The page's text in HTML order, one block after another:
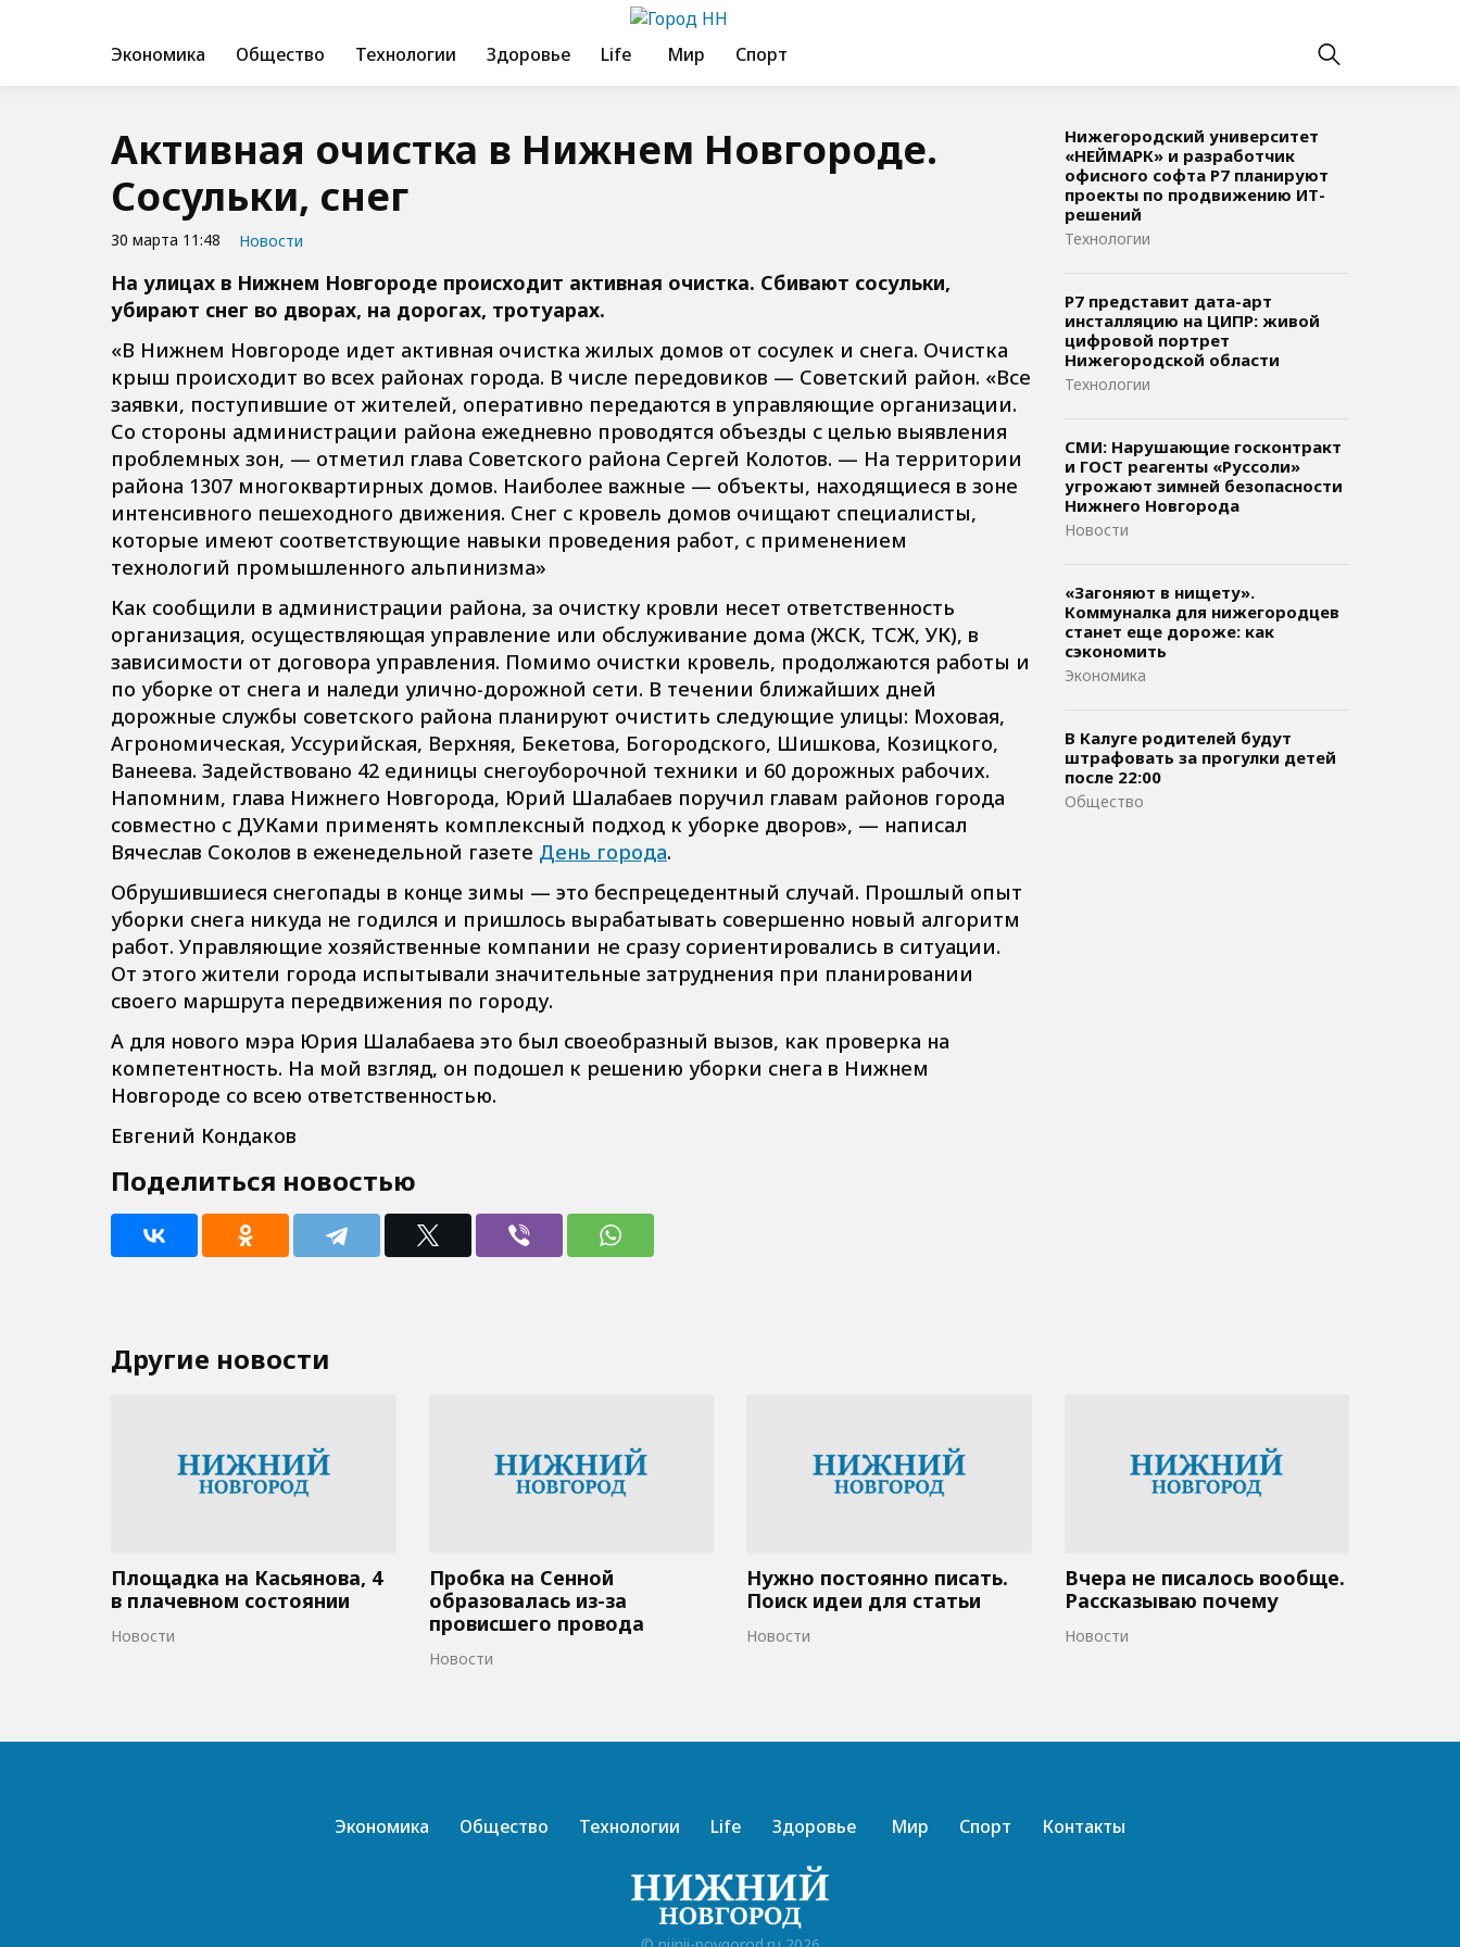
Экономика Общество Технологии Здоровье Life Мир Спорт
Активная очистка в Нижнем Новгороде.
Сосульки, снег
30 марта 11:48 Новости
На улицах в Нижнем Новгороде происходит активная очистка. Сбивают сосульки,
убирают снег во дворах, на дорогах, тротуарах.
«В Нижнем Новгороде идет активная очистка жилых домов от сосулек и снега. Очистка
крыш происходит во всех районах города. В числе передовиков — Советский район. «Все
заявки, поступившие от жителей, оперативно передаются в управляющие организации.
Со стороны администрации района ежедневно проводятся объезды с целью выявления
проблемных зон, — отметил глава Советского района Сергей Колотов. — На территории
района 1307 многоквартирных домов. Наиболее важные — объекты, находящиеся в зоне
интенсивного пешеходного движения. Снег с кровель домов очищают специалисты,
которые имеют соответствующие навыки проведения работ, с применением
технологий промышленного альпинизма»
Как сообщили в администрации района, за очистку кровли несет ответственность
организация, осуществляющая управление или обслуживание дома (ЖСК, ТСЖ, УК), в
зависимости от договора управления. Помимо очистки кровель, продолжаются работы и
по уборке от снега и наледи улично-дорожной сети. В течении ближайших дней
дорожные службы советского района планируют очистить следующие улицы: Моховая,
Агрономическая, Уссурийская, Верхняя, Бекетова, Богородского, Шишкова, Козицкого,
Ванеева. Задействовано 42 единицы снегоуборочной техники и 60 дорожных рабочих.
Напомним, глава Нижнего Новгорода, Юрий Шалабаев поручил главам районов города
совместно с ДУКами применять комплексный подход к уборке дворов», — написал
Вячеслав Соколов в еженедельной газете День города.
Обрушившиеся снегопады в конце зимы — это беспрецедентный случай. Прошлый опыт
уборки снега никуда не годился и пришлось вырабатывать совершенно новый алгоритм
работ. Управляющие хозяйственные компании не сразу сориентировались в ситуации.
От этого жители города испытывали значительные затруднения при планировании
своего маршрута передвижения по городу.
А для нового мэра Юрия Шалабаева это был своеобразный вызов, как проверка на
компетентность. На мой взгляд, он подошел к решению уборки снега в Нижнем
Новгороде со всею ответственностью.
Евгений Кондаков
Поделиться новостью
Нижегородский университет
«НЕЙМАРК» и разработчик
офисного софта P7 планируют
проекты по продвижению ИТ-
решений
Технологии
Р7 представит дата-арт
инсталляцию на ЦИПР: живой
цифровой портрет
Нижегородской области
Технологии
СМИ: Нарушающие госконтракт
и ГОСТ реагенты «Руссоли»
угрожают зимней безопасности
Нижнего Новгорода
Новости
«Загоняют в нищету».
Коммуналка для нижегородцев
станет еще дороже: как
сэкономить
Экономика
В Калуге родителей будут
штрафовать за прогулки детей
после 22:00
Общество
Другие новости
Площадка на Касьянова, 4
в плачевном состоянии
Новости
Пробка на Сенной
образовалась из-за
провисшего провода
Новости
Нужно постоянно писать.
Поиск идеи для статьи
Новости
Вчера не писалось вообще.
Рассказываю почему
Новости
Экономика Общество Технологии Life Здоровье Мир Спорт Контакты